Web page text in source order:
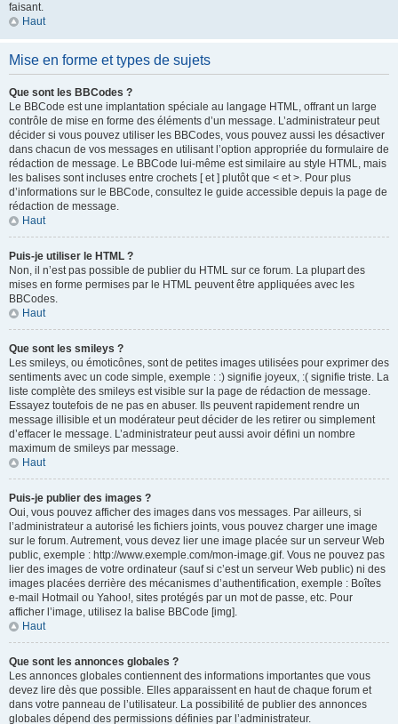
faisant.
Haut
Mise en forme et types de sujets
Que sont les BBCodes ?
Le BBCode est une implantation spéciale au langage HTML, offrant un large
contrôle de mise en forme des éléments d’un message. L’administrateur peut
décider si vous pouvez utiliser les BBCodes, vous pouvez aussi les désactiver
dans chacun de vos messages en utilisant l’option appropriée du formulaire de
rédaction de message. Le BBCode lui-même est similaire au style HTML, mais
les balises sont incluses entre crochets [ et ] plutôt que < et >. Pour plus
d’informations sur le BBCode, consultez le guide accessible depuis la page de
rédaction de message.
Haut
Puis-je utiliser le HTML ?
Non, il n’est pas possible de publier du HTML sur ce forum. La plupart des
mises en forme permises par le HTML peuvent être appliquées avec les
BBCodes.
Haut
Que sont les smileys ?
Les smileys, ou émoticônes, sont de petites images utilisées pour exprimer des
sentiments avec un code simple, exemple : :) signifie joyeux, :( signifie triste. La
liste complète des smileys est visible sur la page de rédaction de message.
Essayez toutefois de ne pas en abuser. Ils peuvent rapidement rendre un
message illisible et un modérateur peut décider de les retirer ou simplement
d’effacer le message. L’administrateur peut aussi avoir défini un nombre
maximum de smileys par message.
Haut
Puis-je publier des images ?
Oui, vous pouvez afficher des images dans vos messages. Par ailleurs, si
l’administrateur a autorisé les fichiers joints, vous pouvez charger une image
sur le forum. Autrement, vous devez lier une image placée sur un serveur Web
public, exemple : http://www.exemple.com/mon-image.gif. Vous ne pouvez pas
lier des images de votre ordinateur (sauf si c’est un serveur Web public) ni des
images placées derrière des mécanismes d’authentification, exemple : Boîtes
e-mail Hotmail ou Yahoo!, sites protégés par un mot de passe, etc. Pour
afficher l’image, utilisez la balise BBCode [img].
Haut
Que sont les annonces globales ?
Les annonces globales contiennent des informations importantes que vous
devez lire dès que possible. Elles apparaissent en haut de chaque forum et
dans votre panneau de l’utilisateur. La possibilité de publier des annonces
globales dépend des permissions définies par l’administrateur.